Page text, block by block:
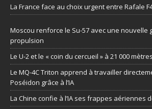
La France face au choix urgent entre Rafale
Moscou renforce le Su-57 avec une nouvelle
propulsion
Le U-2 et le « coin du cercueil » à 21 000
Le MQ-4C Triton apprend à travailler
Poséidon grâce à l’IA
La Chine confie à l’IA ses frappes aériennes